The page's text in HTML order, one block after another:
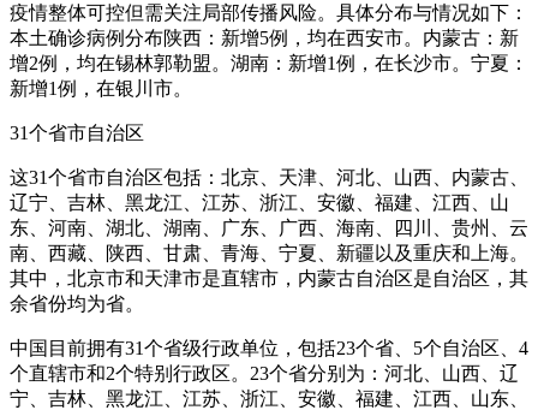
疫情整体可控但需关注局部传播风险。具体分布与情况如下：
本土确诊病例分布陕西：新增5例，均在西安市。内蒙古：新
增2例，均在锡林郭勒盟。湖南：新增1例，在长沙市。宁夏：
新增1例，在银川市。
31个省市自治区
这31个省市自治区包括：北京、天津、河北、山西、内蒙古、
辽宁、吉林、黑龙江、江苏、浙江、安徽、福建、江西、山
东、河南、湖北、湖南、广东、广西、海南、四川、贵州、云
南、西藏、陕西、甘肃、青海、宁夏、新疆以及重庆和上海。
其中，北京市和天津市是直辖市，内蒙古自治区是自治区，其
余省份均为省。
中国目前拥有31个省级行政单位，包括23个省、5个自治区、4
个直辖市和2个特别行政区。23个省分别为：河北、山西、辽
宁、吉林、黑龙江、江苏、浙江、安徽、福建、江西、山东、